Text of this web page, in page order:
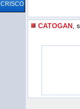
CRISCO
CATOGAN ,